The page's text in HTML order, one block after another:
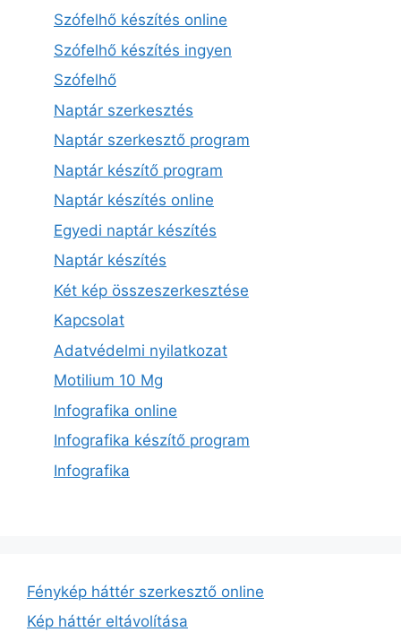
Szófelhő készítés online
Szófelhő készítés ingyen
Szófelhő
Naptár szerkesztés
Naptár szerkesztő program
Naptár készítő program
Naptár készítés online
Egyedi naptár készítés
Naptár készítés
Két kép összeszerkesztése
Kapcsolat
Adatvédelmi nyilatkozat
Motilium 10 Mg
Infografika online
Infografika készítő program
Infografika
Fénykép háttér szerkesztő online
Kép háttér eltávolítása